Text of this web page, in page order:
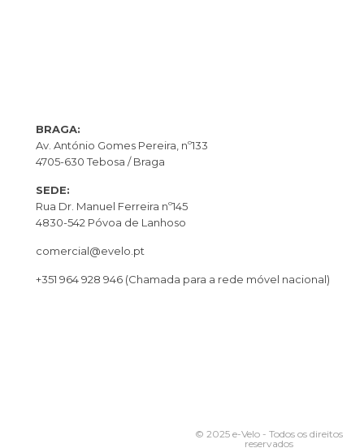
BRAGA:
Av. António Gomes Pereira, nº133
4705-630 Tebosa / Braga
SEDE:
Rua Dr. Manuel Ferreira nº145
4830-542 Póvoa de Lanhoso
comercial@evelo.pt
+351 964 928 946 (Chamada para a rede móvel nacional)
© 2025 e-Velo - Todos os direitos
reservados